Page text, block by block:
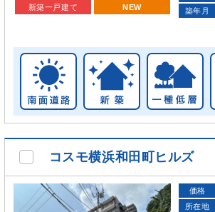
新築一戸建て NEW 築年月
コスモ横浜和田町ヒルズ
価格
所在地